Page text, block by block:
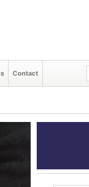
Contact